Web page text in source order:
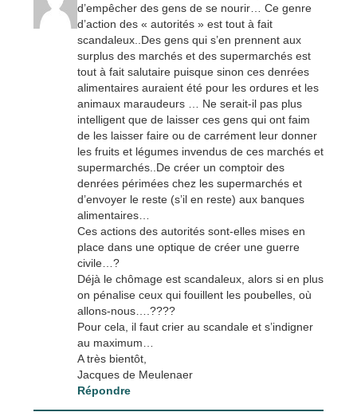
d’empêcher des gens de se nourir… Ce genre
d’action des « autorités » est tout à fait
scandaleux..Des gens qui s’en prennent aux
surplus des marchés et des supermarchés est
tout à fait salutaire puisque sinon ces denrées
alimentaires auraient été pour les ordures et les
animaux maraudeurs … Ne serait-il pas plus
intelligent que de laisser ces gens qui ont faim
de les laisser faire ou de carrément leur donner
les fruits et légumes invendus de ces marchés et
supermarchés..De créer un comptoir des
denrées périmées chez les supermarchés et
d’envoyer le reste (s’il en reste) aux banques
alimentaires…
Ces actions des autorités sont-elles mises en
place dans une optique de créer une guerre
civile…?
Déjà le chômage est scandaleux, alors si en plus
on pénalise ceux qui fouillent les poubelles, où
allons-nous….????
Pour cela, il faut crier au scandale et s’indigner
au maximum…
A très bientôt,
Jacques de Meulenaer
Répondre